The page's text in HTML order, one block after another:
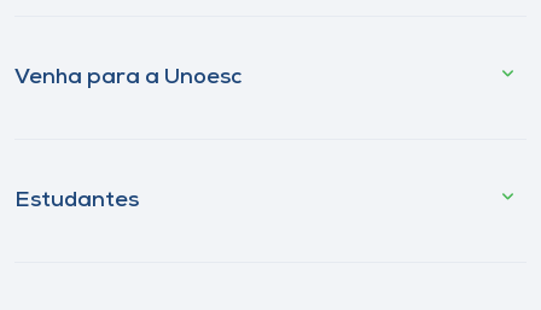
Venha para a Unoesc
Estudantes